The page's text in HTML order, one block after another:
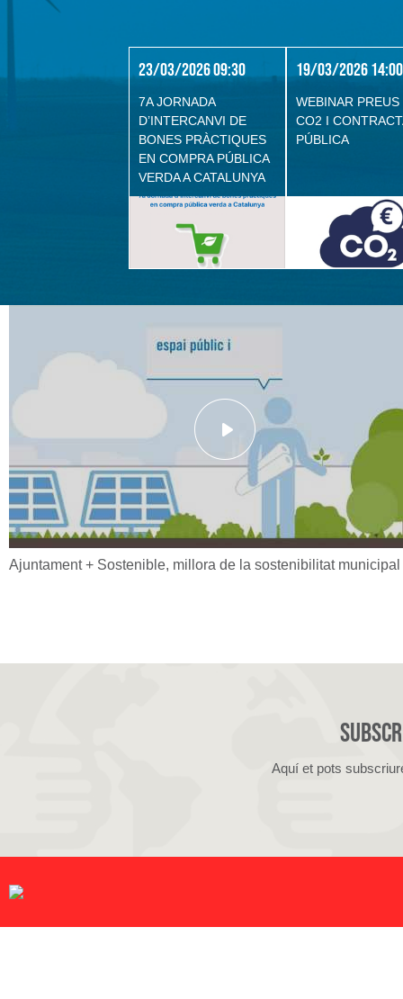
23/03/2026 09:30
7A JORNADA
D’INTERCANVI DE
BONES PRÀCTIQUES
EN COMPRA PÚBLICA
VERDA A CATALUNYA
19/03/2026 14:00
WEBINAR PREUS
CO2 I
PÚBLICA
Ajuntament + Sostenible, millora de la sostenibilitat municipal
Aquí et pots